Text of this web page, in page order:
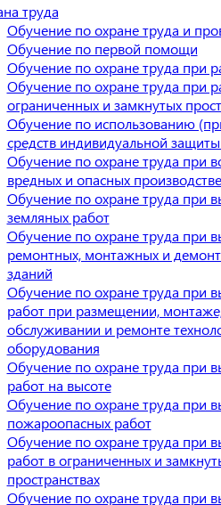
труда
Обучение по охране труда и
Обучение по первой помощи
Обучение по охране труда при
Обучение по охране труда при
ограниченных и замкнутых
Обучение по использованию
средств индивидуальной
Обучение по охране труда при
вредных и опасных
Обучение по охране труда при
земляных работ
Обучение по охране труда при
ремонтных, монтажных и
зданий
Обучение по охране труда при
работ при размещении,
обслуживании и ремонте
оборудования
Обучение по охране труда при
работ на высоте
Обучение по охране труда при
пожароопасных работ
Обучение по охране труда при
работ в ограниченных и
пространствах
Обучение по охране труда при